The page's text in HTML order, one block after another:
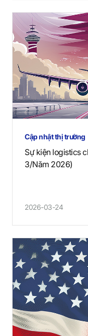
Cập nhật thị trường
Sự kiện logistics
3/Năm 2026)
2026-03-24